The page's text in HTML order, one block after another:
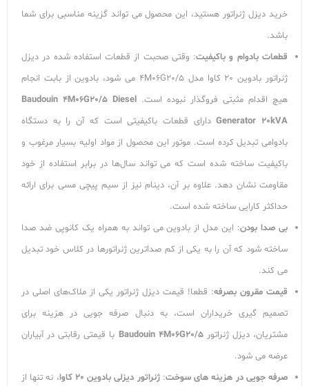
خرید دیزل ژنراتور هستید، این محصول می تواند گزینه مناسبی برای شما
باشد.
قطعات بادوام و باکیفیت: وقتی صحبت از قطعات استفاده شده در دیزل
ژنراتور بادوین 20 کاوا مدل 4M06G20/5 می شود، بادوین از بابت انجام
هیچ اقدام مثبتی فروگذار نبوده است. Baudouin 4M06G20/5 Diesel
Generator 20kVAدارای قطعات باکیفیتی است که آن را به دستگاه
بادوامی تبدیل کرده است. موتور این محصول از مواد اولیه بسیار مرغوب و
باکیفیت ساخته شده است که می تواند سال‌ها در برابر استفاده از خود
مقاومت نشان دهد. علاوه بر آن، دینام نیز از سیم پیچی مسی برای ارائه
حداکثر کارایی ساخته شده است.
بی صدا بودن: این مدل از بادوین می تواند به همراه یک کانوپی ضد صدا
ساخته شود که آن را به یکی از کم صداترین ژنراتورها در کلاس خود تبدیل
می کند.
قیمت مقرون بصرفه: قطعا! قیمت دیزل ژنراتور یکی از ملاک‌‌های اصلی در
تصمیم گیری خریداران است، به دنبال صرفه جویی در هزینه‌ برای
مشتریان، دیزل ژنراتورBaudouin 4M06G20/5 با قیمتی رقابتی در آبیاران
عرضه می شود.
صرفه جویی در هزینه های سوخت:ژنراتور دیزلی بادوین 20 کاوا
، نه تنها از